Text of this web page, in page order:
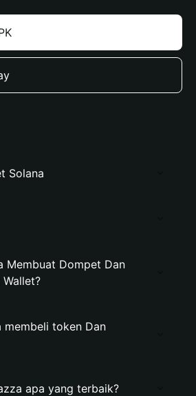
Solana
Membuat Dompet Dan
membeli token Dan
apa yang terbaik?